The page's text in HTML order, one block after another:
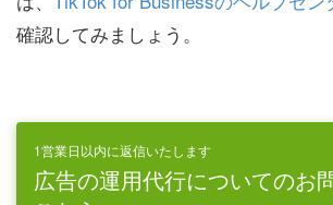
確認してみましょう。
1営業日以内に返信いたします
広告の運用代行についてのお